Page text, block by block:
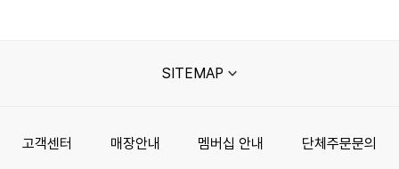
SITEMAP
고객센터 매장안내 멤버십 안내 단체주문문의